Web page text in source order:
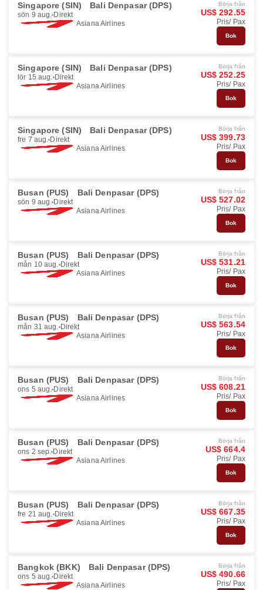
Singapore (SIN) Bali Denpasar (DPS)
sön 9 aug. Direkt
Asiana Airlines
Börja från
US$ 292.55
Pris/ Pax
Bok
Singapore (SIN) Bali Denpasar (DPS)
lör 15 aug. Direkt
Asiana Airlines
Börja från
US$ 252.25
Pris/ Pax
Bok
Singapore (SIN) Bali Denpasar (DPS)
fre 7 aug. Direkt
Asiana Airlines
Börja från
US$ 399.73
Pris/ Pax
Bok
Busan (PUS) Bali Denpasar (DPS)
sön 9 aug. Direkt
Asiana Airlines
Börja från
US$ 527.02
Pris/ Pax
Bok
Busan (PUS) Bali Denpasar (DPS)
mån 10 aug. Direkt
Asiana Airlines
Börja från
US$ 531.21
Pris/ Pax
Bok
Busan (PUS) Bali Denpasar (DPS)
mån 31 aug. Direkt
Asiana Airlines
Börja från
US$ 563.54
Pris/ Pax
Bok
Busan (PUS) Bali Denpasar (DPS)
ons 5 aug. Direkt
Asiana Airlines
Börja från
US$ 608.21
Pris/ Pax
Bok
Busan (PUS) Bali Denpasar (DPS)
ons 2 sep. Direkt
Asiana Airlines
Börja från
US$ 664.4
Pris/ Pax
Bok
Busan (PUS) Bali Denpasar (DPS)
fre 21 aug. Direkt
Asiana Airlines
Börja från
US$ 667.35
Pris/ Pax
Bok
Bangkok (BKK) Bali Denpasar (DPS)
ons 5 aug. Direkt
Asiana Airlines
Börja från
US$ 490.66
Pris/ Pax